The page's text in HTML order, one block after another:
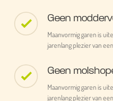
Geen
Maanvormig garen is
jarenlang plezier van
Geen
Maanvormig garen is
jarenlang plezier van